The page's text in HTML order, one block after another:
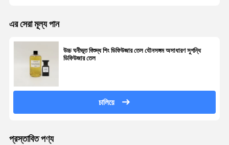
এর সেরা মূল্য পান
উচ্চ ঘনীভূত বিশুদ্ধ শিং ডিফিউজার তেল যৌনসঙ্গম অসাধারণ সুগন্ধি
ডিফিউজার তেল
চালিয়ে
প্রস্তাবিত পণ্য